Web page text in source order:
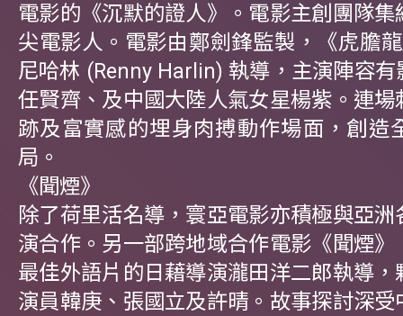
電影的《沉默的證人》。電影主創團隊集
尖電影人。電影由鄭劍鋒監製，《虎膽
尼哈林 (Renny Harlin) 執導，主演陣容有
任賢齊、及中國大陸人氣女星楊紫。連場
跡及富實感的埋身肉搏動作場面，創造
局。
《聞煙》
除了荷里活名導，寰亞電影亦積極與亞
演合作。另一部跨地域合作電影《聞煙》
最佳外語片的日藉導演瀧田洋二郎執導，
演員韓庚、張國立及許晴。故事探討深受